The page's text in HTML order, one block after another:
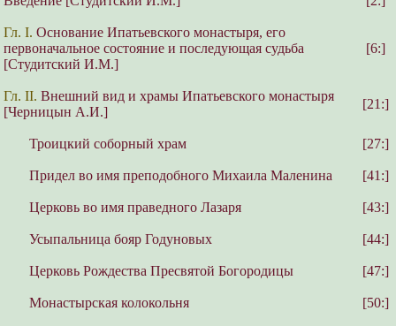
Гл. I. Основание Ипатьевского монастыря, его
первоначальное состояние и последующая судьба
[Студитский И.М.]
[6:]
Гл. II. Внешний вид и храмы Ипатьевского монастыря
[Черницын А.И.]
[21:]
Троицкий соборный храм [27:]
Придел во имя преподобного Михаила Маленина [41:]
Церковь во имя праведного Лазаря [43:]
Усыпальница бояр Годуновых [44:]
Церковь Рождества Пресвятой Богородицы [47:]
Монастырская колокольня [50:]